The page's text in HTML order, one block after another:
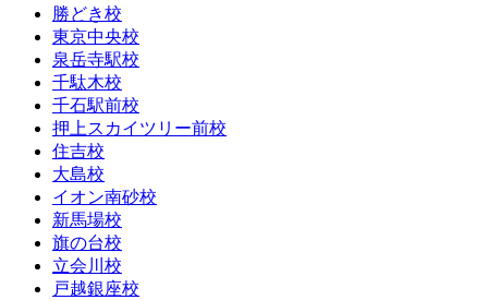
勝どき校
東京中央校
泉岳寺駅校
千駄木校
千石駅前校
押上スカイツリー前校
住吉校
大島校
イオン南砂校
新馬場校
旗の台校
立会川校
戸越銀座校